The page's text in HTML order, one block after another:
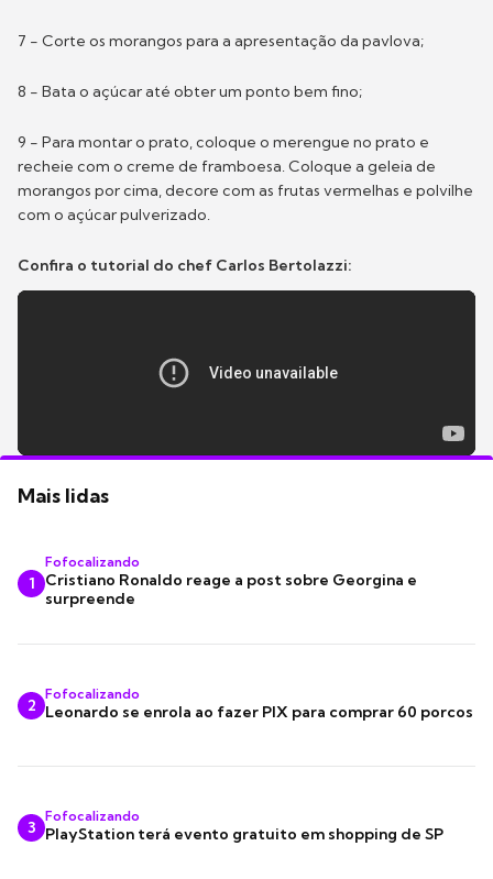
7 - Corte os morangos para a apresentação da pavlova;
8 - Bata o açúcar até obter um ponto bem fino;
9 - Para montar o prato, coloque o merengue no prato e
recheie com o creme de framboesa. Coloque a geleia de
morangos por cima, decore com as frutas vermelhas e polvilhe
com o açúcar pulverizado.
Confira o tutorial do chef Carlos Bertolazzi:
Mais lidas
1
Fofocalizando
Cristiano Ronaldo reage a post sobre Georgina e
surpreende
2
Fofocalizando
Leonardo se enrola ao fazer PIX para comprar 60 porcos
3
Fofocalizando
PlayStation terá evento gratuito em shopping de SP